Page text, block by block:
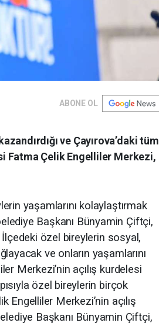
ABONE OL
ve Çayırova’daki tüm
Fatma Çelik Engelliler Merkezi,
yaşamlarını kolaylaştırmak
Başkanı Bünyamin Çiftçi,
İlçedeki özel bireylerin sosyal,
ve onların yaşamlarını
Merkezi’nin açılış kurdelesi
özel bireylerin birçok
Engelliler Merkezi’nin açılış
Başkanı Bünyamin Çiftçi,